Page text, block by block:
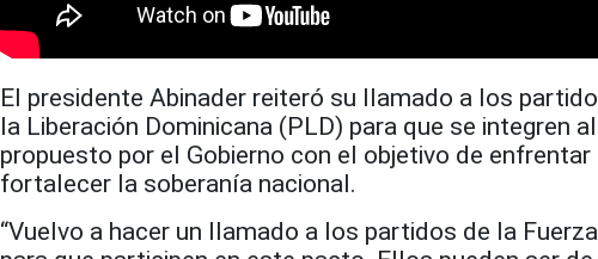
El presidente Abinader reiteró su llamado a los
la Liberación Dominicana (PLD) para que se integren
propuesto por el Gobierno con el objetivo de
fortalecer la soberanía nacional.
“Vuelvo a hacer un llamado a los partidos de la